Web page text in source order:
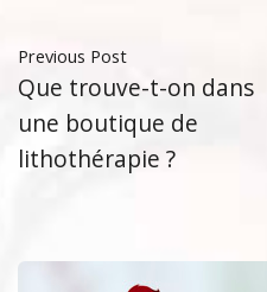
Previous Post
Que trouve-t-on dans
une boutique de
lithothérapie ?